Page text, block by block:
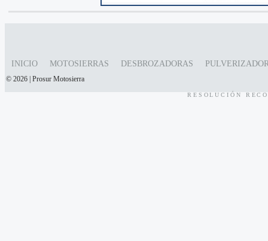
INICIO MOTOSIERRAS DESBROZADORAS
© 2026 | Prosur Motosierra
RESOLUCIÓN